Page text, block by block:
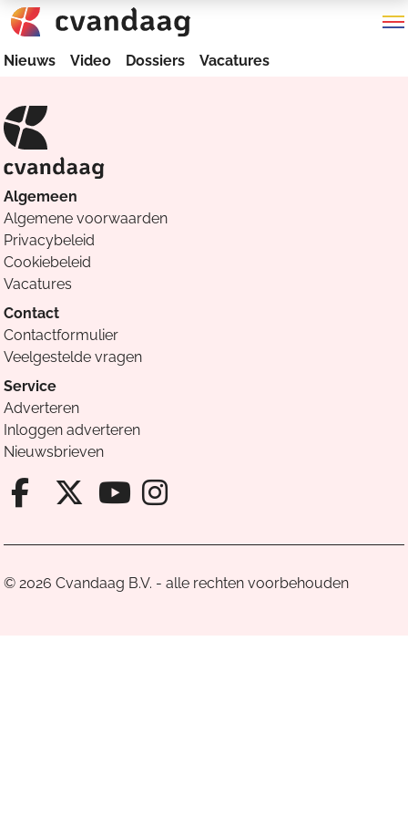
Nieuws Video Dossiers Vacatures
Algemeen
Algemene voorwaarden
Privacybeleid
Cookiebeleid
Vacatures
Contact
Contactformulier
Veelgestelde vragen
Service
Adverteren
Inloggen adverteren
Nieuwsbrieven
Facebook van Cvandaag
X van Cvandaag
Instagram van
© 2026 Cvandaag B.V. - alle rechten voorbehouden